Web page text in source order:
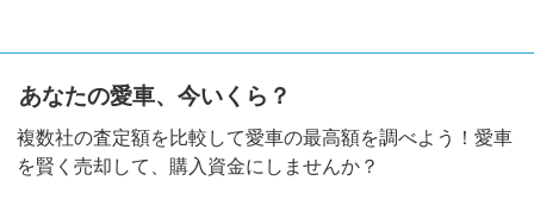
あなたの愛車、今いくら？
複数社の査定額を比較して愛車の最高額を調べよう！愛車
を賢く売却して、購入資金にしませんか？